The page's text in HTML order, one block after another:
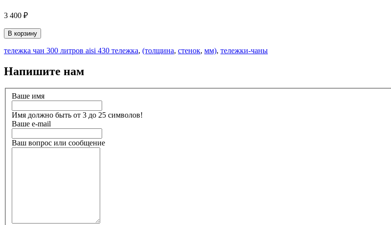
3 400 ₽
В корзину
тележка чан 300 литров aisi 430 тележка, (толщина, стенок, мм), тележки-чаны
Напишите нам
Ваше имя
Имя должно быть от 3 до 25 символов!
Ваше e-mail
Ваш вопрос или сообщение